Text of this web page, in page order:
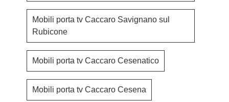
Mobili porta tv Caccaro Savignano sul
Rubicone
Mobili porta tv Caccaro Cesenatico
Mobili porta tv Caccaro Cesena